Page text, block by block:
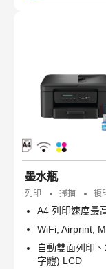
墨水瓶
列印 掃描 複
A4 列印速度最
WiFi, Airprint,
自動雙面列印
字體) LCD